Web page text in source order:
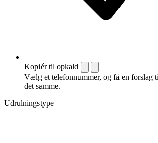
Kopiér til opkald
Vælg et telefonnummer, og få en forslag
det samme.
Udrulningstype